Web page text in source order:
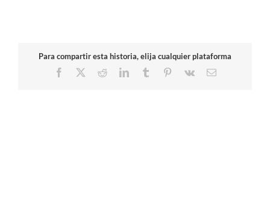
Para compartir esta historia, elija cualquier plataforma
Facebook
RedditLinkedInTumblr Pinterest
Vk
Correo